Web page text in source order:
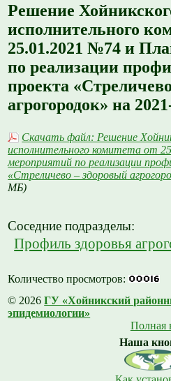
Решение
исполнительного
25.01.2021 №74 и
по реализации
проекта
агрогородок» на
Скачать файл: Решение
исполнительного комитета от
мероприятий по реализации
«Стреличево – здоровый
МБ)
Соседние подразделы:
Профиль здоровья
Количество просмотров:
© 2026ГУ «Хойникский
эпидемиологии»
Полная
Наша